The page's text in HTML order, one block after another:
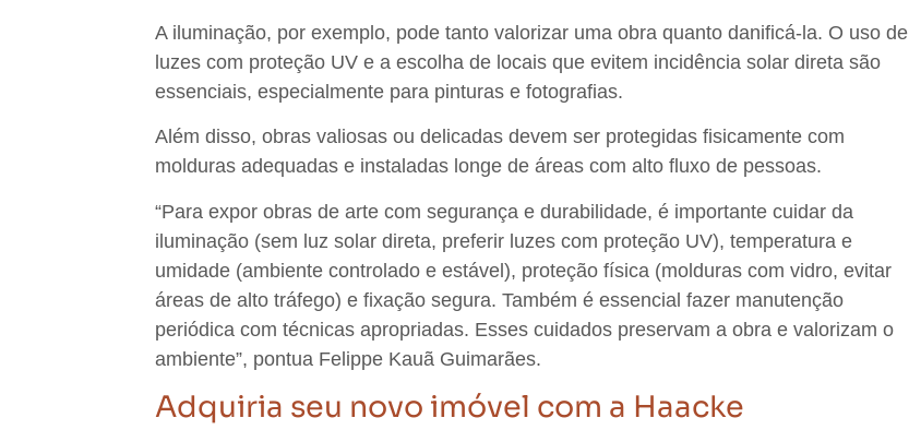
A iluminação, por exemplo, pode tanto valorizar uma obra quanto danificá-la. O uso de
luzes com proteção UV e a escolha de locais que evitem incidência solar direta são
essenciais, especialmente para pinturas e fotografias.
Além disso, obras valiosas ou delicadas devem ser protegidas fisicamente com
molduras adequadas e instaladas longe de áreas com alto fluxo de pessoas.
“Para expor obras de arte com segurança e durabilidade, é importante cuidar da
iluminação (sem luz solar direta, preferir luzes com proteção UV), temperatura e
umidade (ambiente controlado e estável), proteção física (molduras com vidro, evitar
áreas de alto tráfego) e fixação segura. Também é essencial fazer manutenção
periódica com técnicas apropriadas. Esses cuidados preservam a obra e valorizam o
ambiente”, pontua Felippe Kauã Guimarães.
Adquiria seu novo imóvel com a Haacke